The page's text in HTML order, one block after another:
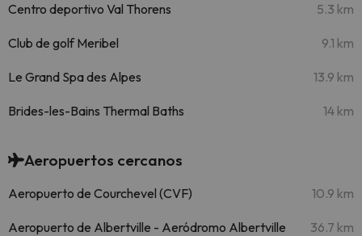
Centro deportivo Val Thorens 5.3 km
Club de golf Meribel 9.1 km
Le Grand Spa des Alpes 13.9 km
Brides-les-Bains Thermal Baths 14 km
Aeropuertos cercanos
Aeropuerto de Courchevel (CVF) 10.9 km
Aeropuerto de Albertville - Aeródromo Albertville
36.7 km